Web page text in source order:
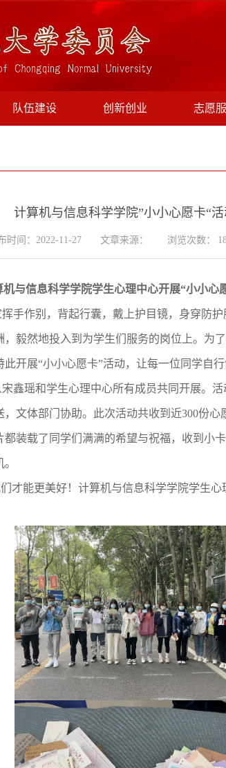
队伍建设 创新创业 志愿
计算机与信息科学学院”小小心愿卡“活
时间：2022-11-27 文章来源： 浏览次数：
机与信息科学学院学生心理中心开展“小小心
挥手作别，背起行囊，戴上护目镜，身穿防
毅然地投入到为学生们服务的岗位上。为
开展“小小心愿卡”活动，让每一位同学自
鑫瑶和学生心理中心所有成员共同开展。
文体部门协助。此次活动共收到近300份
都装载了同学们满满的希望与祝福，收到小
才能更美好！计算机与信息科学学院学生